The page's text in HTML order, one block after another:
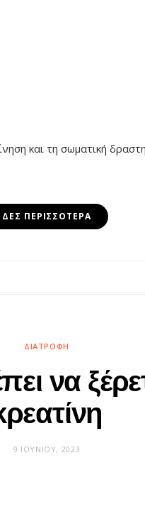
και τη σωματική
ΔΕΣ ΠΕΡΙΣΣΌΤΕΡΑ
ΔΙΑΤΡΟΦΉ
να
9 ΙΟΥΝΊΟΥ, 2023